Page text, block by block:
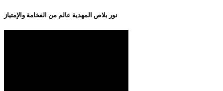
نور بلاص المهدية عالم من الفخامة والإمتياز